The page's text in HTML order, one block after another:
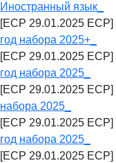
Иностранный язык_
[ECP 29.01.2025 ECP]
год набора 2025+_
[ECP 29.01.2025 ECP]
год набора 2025_
[ECP 29.01.2025 ECP]
набора 2025_
[ECP 29.01.2025 ECP]
год набора 2025_
[ECP 29.01.2025 ECP]